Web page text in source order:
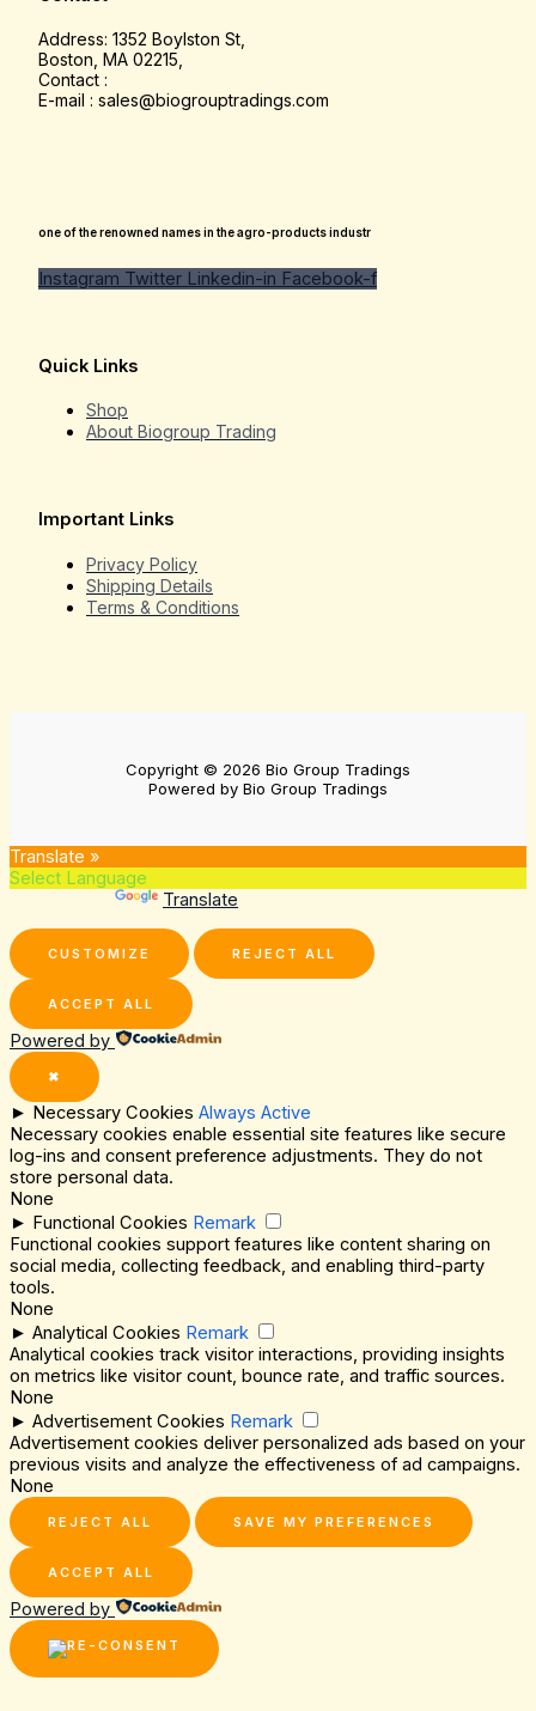
Address: 1352 Boylston St,
Boston, MA 02215,
Contact :
E-mail : sales@biogrouptradings.com
one of the renowned names in the agro-products industr
Instagram Twitter Linkedin-in Facebook-f
Quick Links
Shop
About Biogroup Trading
Important Links
Privacy Policy
Shipping Details
Terms & Conditions
Copyright © 2026 Bio Group Tradings
Powered by Bio Group Tradings
Translate »
Translate
CUSTOMIZE REJECT ALL
ACCEPT ALL
Powered by
✖
► Necessary Cookies Always Active
Necessary cookies enable essential site features like secure
log-ins and consent preference adjustments. They do not
store personal data.
None
► Functional Cookies Remark
Functional cookies support features like content sharing on
social media, collecting feedback, and enabling third-party
tools.
None
► Analytical Cookies Remark
Analytical cookies track visitor interactions, providing insights
on metrics like visitor count, bounce rate, and traffic sources.
None
► Advertisement Cookies Remark
Advertisement cookies deliver personalized ads based on your
previous visits and analyze the effectiveness of ad campaigns.
None
REJECT ALL SAVE MY PREFERENCES
ACCEPT ALL
Powered by